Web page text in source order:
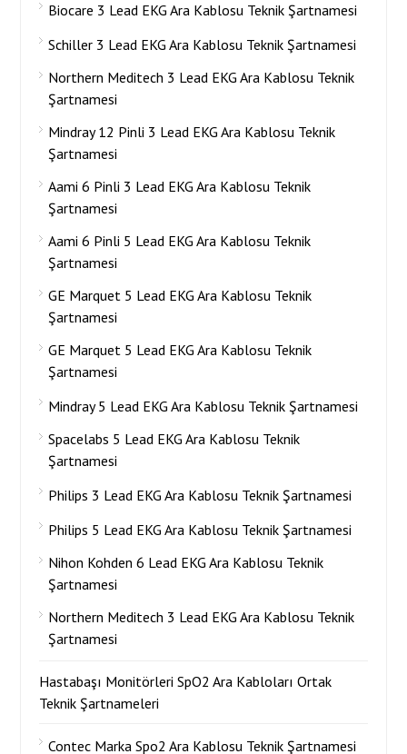
Biocare 3 Lead EKG Ara Kablosu Teknik Şartnamesi
Schiller 3 Lead EKG Ara Kablosu Teknik Şartnamesi
Northern Meditech 3 Lead EKG Ara Kablosu Teknik
Şartnamesi
Mindray 12 Pinli 3 Lead EKG Ara Kablosu Teknik
Şartnamesi
Aami 6 Pinli 3 Lead EKG Ara Kablosu Teknik
Şartnamesi
Aami 6 Pinli 5 Lead EKG Ara Kablosu Teknik
Şartnamesi
GE Marquet 5 Lead EKG Ara Kablosu Teknik
Şartnamesi
GE Marquet 5 Lead EKG Ara Kablosu Teknik
Şartnamesi
Mindray 5 Lead EKG Ara Kablosu Teknik Şartnamesi
Spacelabs 5 Lead EKG Ara Kablosu Teknik
Şartnamesi
Philips 3 Lead EKG Ara Kablosu Teknik Şartnamesi
Philips 5 Lead EKG Ara Kablosu Teknik Şartnamesi
Nihon Kohden 6 Lead EKG Ara Kablosu Teknik
Şartnamesi
Northern Meditech 3 Lead EKG Ara Kablosu Teknik
Şartnamesi
Hastabaşı Monitörleri SpO2 Ara Kabloları Ortak
Teknik Şartnameleri
Contec Marka Spo2 Ara Kablosu Teknik Şartnamesi